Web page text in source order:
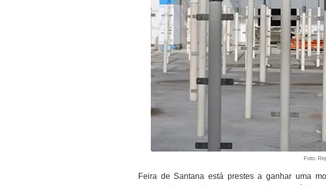
Foto:
Feira de Santana está prestes a ganhar uma